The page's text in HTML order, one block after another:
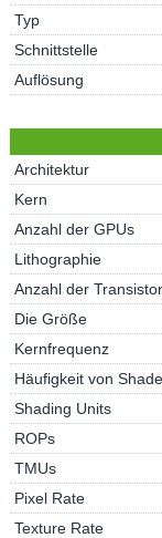
Typ
Schnittstelle
Auflösung
Architektur
Kern
Anzahl der GPUs
Lithographie
Anzahl der
Die Größe
Kernfrequenz
Häufigkeit von
Shading Units
ROPs
TMUs
Pixel Rate
Texture Rate